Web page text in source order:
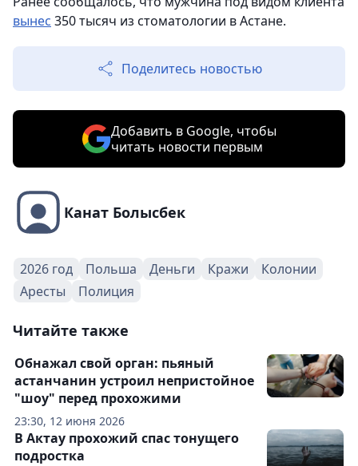
вынес 350 тысяч из стоматологии в Астане.
Поделитесь новостью
Добавить в Google, чтобы
читать новости первым
Канат Болысбек
2026 год Польша Деньги Кражи
Колонии
Аресты
Полиция
Читайте также
23:30, 12 июня 2026
Обнажал свой орган: пьяный
астанчанин устроил непристойное
"шоу" перед прохожими
В Актау прохожий спас тонущего
подростка